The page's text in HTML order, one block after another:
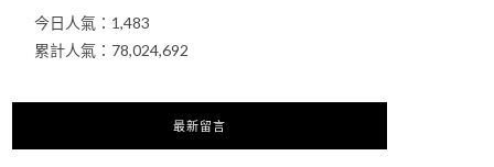
今日人氣： 1,483
累計人氣： 78,024,692
最新留言